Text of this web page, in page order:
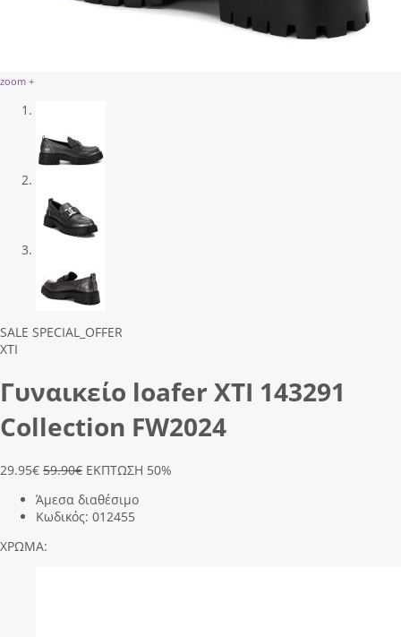
zoom +
Previous
Next
SALE SPECIAL_OFFER
XTI
Γυναικείο loafer ΧΤΙ 143291
Collection FW2024
29.95€ 59.90€ ΕΚΠΤΩΣΗ 50%
Άμεσα διαθέσιμο
Κωδικός: 012455
ΧΡΩΜΑ: